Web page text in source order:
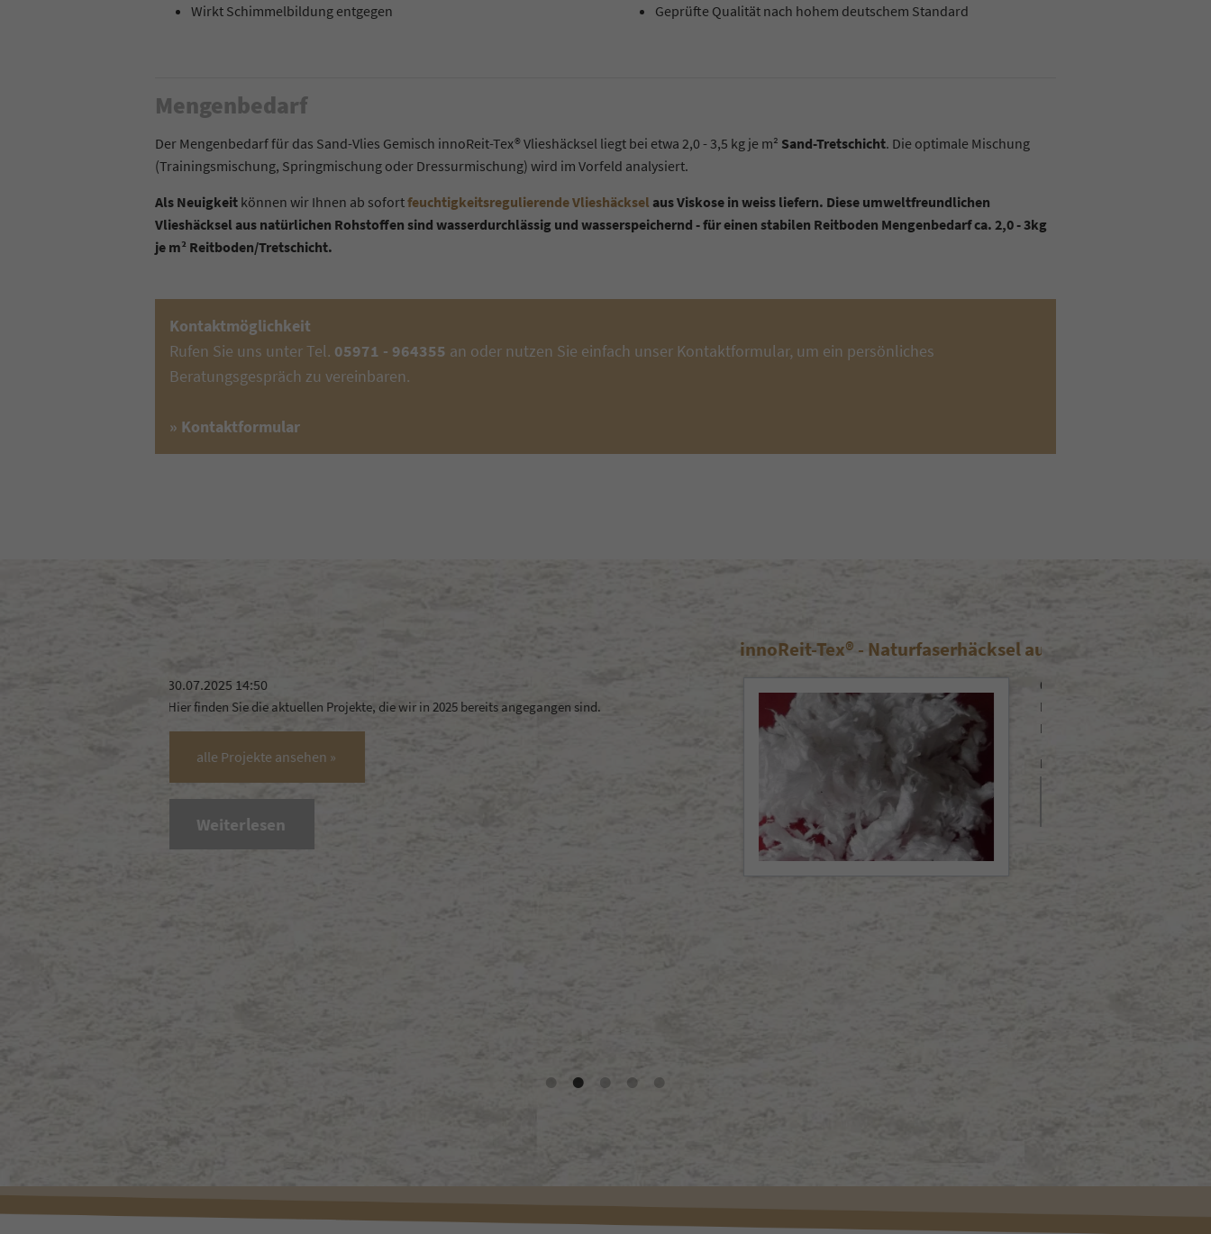
Wirkt Schimmelbildung entgegen
Geprüfte Qualität nach hohem deutschem Standard
Mengenbedarf
Der Mengenbedarf für das Sand-Vlies Gemisch innoReit-Tex® Vlieshäcksel liegt bei etwa 2,0 - 3,5 kg je m² Sand-Tretschicht. Die optimale Mischung
(Trainingsmischung, Springmischung oder Dressurmischung) wird im Vorfeld analysiert.
Als Neuigkeit können wir Ihnen ab sofortfeuchtigkeitsregulierende Vlieshäcksel aus Viskose in weiss liefern. Diese umweltfreundlichen
Vlieshäcksel aus natürlichen Rohstoffen sind wasserdurchlässig und wasserspeichernd - für einen stabilen Reitboden Mengenbedarf ca. 2,0 - 3kg
je m² Reitboden/Tretschicht.
Kontaktmöglichkeit
Rufen Sie uns unter Tel. 05971 - 964355 an oder nutzen Sie einfach unser Kontaktformular, um ein persönliches
Beratungsgespräch zu vereinbaren.
» Kontaktformular
Neu : innoReit-tex ® Vlieshäcksel aus umweltfreundlicher Viskose weiß - für extra Stabilität jetzt mit
Baumwollfasern gemischt- feuchtigkeitsregulierend , Mengenbedarf 1,5- 2,5 kg je m²